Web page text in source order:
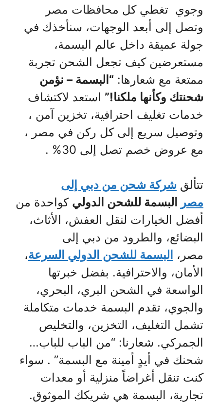
وجوي تغطي كل محافظات مصر
وتصل إلى أبعد الوجهات، سنأخذك في
جولة عميقة داخل عالم البسمة،
مستعرضين كيف تجعل الشحن تجربة
ممتعة مع شعارها: “البسمة – نؤمن
شحنتك وكأنها ملكنا!” استعد لاكتشاف
خدمات تغليف احترافية، تخزين آمن ،
وتوصيل سريع إلى كل ركن في مصر ،
مع عروض خصم تصل إلى 30% .
تتألق شركة شحن من دبي إلى
مصر
البسمة للشحن الدولي كواحدة من
أفضل الخيارات لنقل العفش، الأثاث،
البضائع، والطرود من دبي إلى
مصر، البسمة للشحن الدولي السرعة،
الأمان، والاحترافية. بفضل خبرتها
الواسعة في الشحن البري، البحري،
والجوي، تقدم البسمة خدمات متكاملة
تشمل التغليف، التخزين، والتخليص
الجمركي. شعارنا: “من الباب للباب…
شحنك في أيدٍ أمينة مع البسمة” . سواء
كنت تنقل أغراضاً منزلية أو معدات
تجارية، البسمة هي شريكك الموثوق.